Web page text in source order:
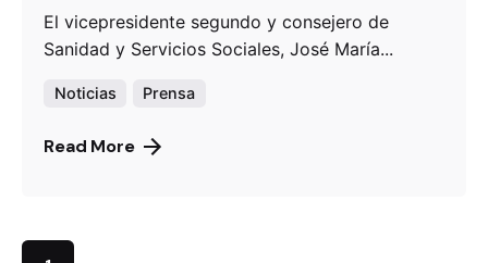
El vicepresidente segundo y consejero de
Sanidad y Servicios Sociales, José María...
Noticias Prensa
Read More